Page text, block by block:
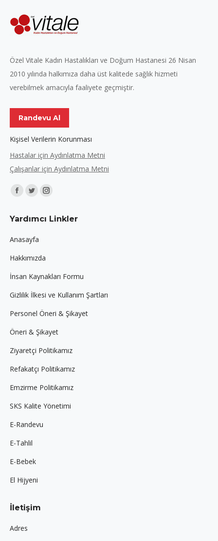
Özel Vitale Kadın Hastalıkları ve Doğum Hastanesi 26 Nisan
2010 yılında halkımıza daha üst kalitede sağlık hizmeti
verebilmek amacıyla faaliyete geçmiştir.
Randevu Al
Kişisel Verilerin Korunması
Hastalar için Aydınlatma Metni
Çalışanlar için Aydınlatma Metni
Find us on:
Facebook
opens
new
window
Twitter
opens
new
window
Instagram
opens
Yardımcı Linkler
Anasayfa
Hakkımızda
İnsan Kaynakları Formu
Gizlilik İlkesi ve Kullanım Şartları
Personel Öneri & Şikayet
Öneri & Şikayet
Ziyaretçi Politikamız
Refakatçı Politikamız
Emzirme Politikamız
SKS Kalite Yönetimi
E-Randevu
E-Tahlil
E-Bebek
El Hijyeni
İletişim
Adres